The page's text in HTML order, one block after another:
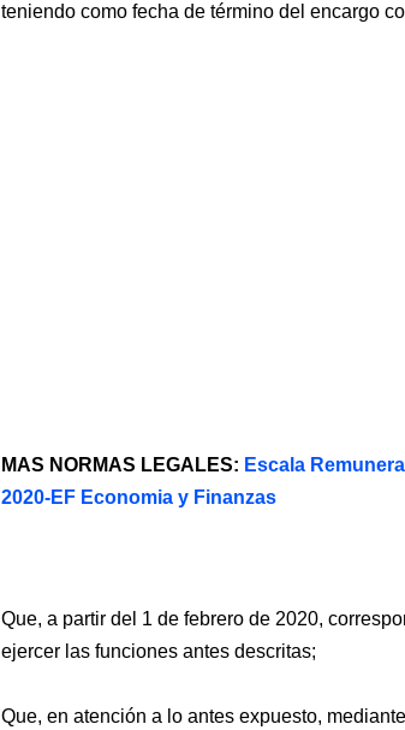
teniendo como fecha de término del encargo
MAS NORMAS LEGALES: Escala
2020-EF Economia y Finanzas
Que, a partir del 1 de febrero de 2020,
ejercer las funciones antes descritas;
Que, en atención a lo antes expuesto,